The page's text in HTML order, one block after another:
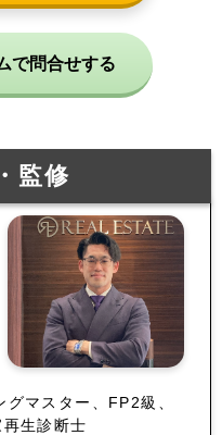
で問合せする
監修
マスター、FP2級、
生診断士